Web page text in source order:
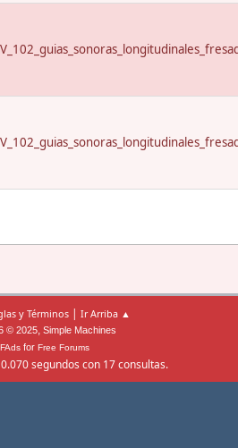
y Términos | Ir Arriba ▲
© 2025, Simple Machines
for Free Forums
segundos con 17 consultas.